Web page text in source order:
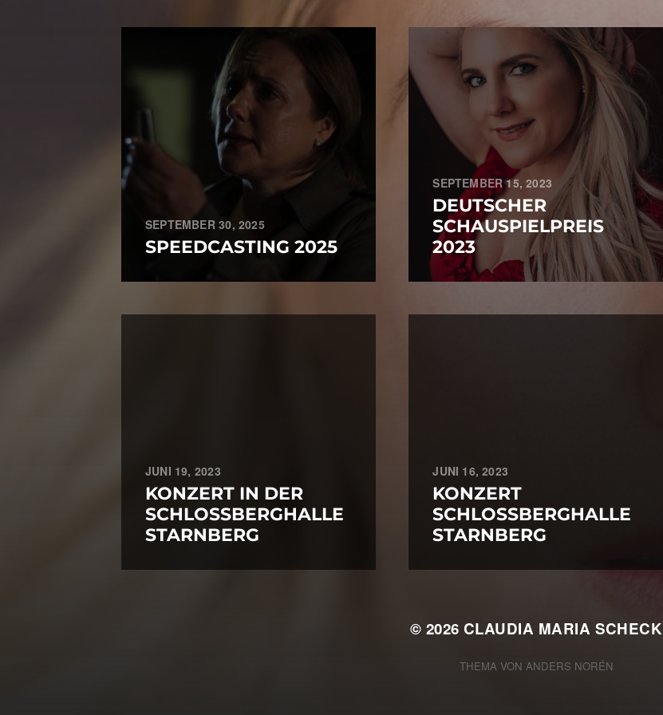
SEPTEMBER 30, 2025
SPEEDCASTING 2025
SEPTEMBER 15, 2023
DEUTSCHER
SCHAUSPIELPREIS
2023
JUNI 19, 2023
KONZERT IN DER
SCHLOSSBERGHALLE
STARNBERG
JUNI 16, 2023
KONZERT
SCHLOSSBERGHALLE
STARNBERG
© 2026 CLAUDIA MARIA SCHECK
THEMA VON ANDERS NORÉN